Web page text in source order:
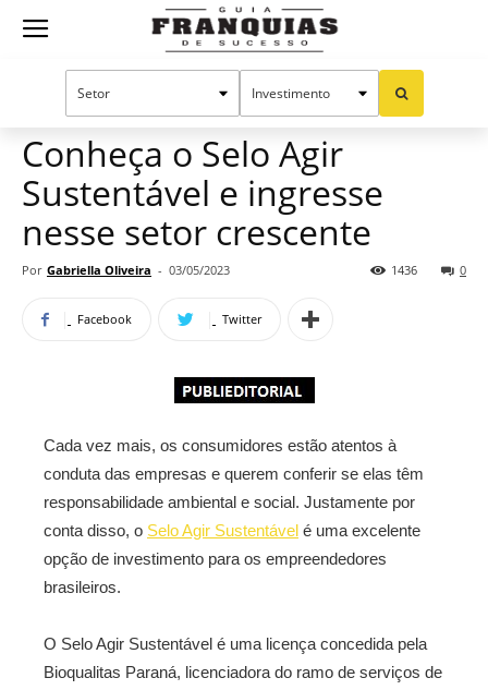
Guia
Mercado de franquias Publieditorial
Conheça o Selo Agir
Sustentável e ingresse
nesse setor crescente
Por Gabriella Oliveira - 03/05/2023 0
1436
Facebook Twitter
Cada vez mais, os consumidores estão atentos à
conduta das empresas e querem conferir se elas têm
responsabilidade ambiental e social. Justamente por
conta disso, o Selo Agir Sustentável é uma excelente
opção de investimento para os empreendedores
brasileiros.
O Selo Agir Sustentável é uma licença concedida pela
Bioqualitas Paraná, licenciadora do ramo de serviços de